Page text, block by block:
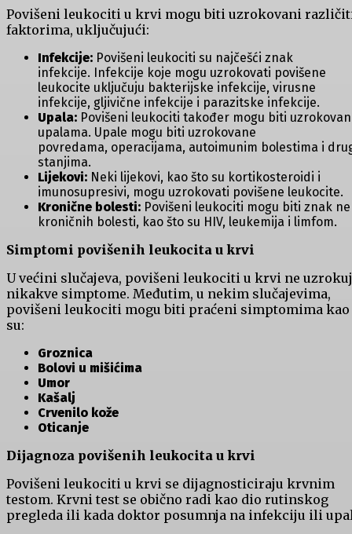
Povišeni leukociti u krvi mogu biti uzrokovani
faktorima, uključujući:
Infekcije: Povišeni leukociti su najčešći znak
infekcije. Infekcije koje mogu uzrokovati povišene
leukocite uključuju bakterijske infekcije, virusne
infekcije, gljivične infekcije i parazitske infekcije.
Upala: Povišeni leukociti također mogu biti
upalama. Upale mogu biti uzrokovane
povredama, operacijama, autoimunim bolestima i
stanjima.
Lijekovi: Neki lijekovi, kao što su kortikosteroidi i
imunosupresivi, mogu uzrokovati povišene leukocite.
Kronične bolesti: Povišeni leukociti mogu biti znak
kroničnih bolesti, kao što su HIV, leukemija i limfom.
Simptomi povišenih leukocita u krvi
U većini slučajeva, povišeni leukociti u krvi ne
nikakve simptome. Međutim, u nekim slučajevima,
povišeni leukociti mogu biti praćeni simptomima kao
su:
Groznica
Bolovi u mišićima
Umor
Kašalj
Crvenilo kože
Oticanje
Dijagnoza povišenih leukocita u krvi
Povišeni leukociti u krvi se dijagnosticiraju krvnim
testom. Krvni test se obično radi kao dio rutinskog
pregleda ili kada doktor posumnja na infekciju ili